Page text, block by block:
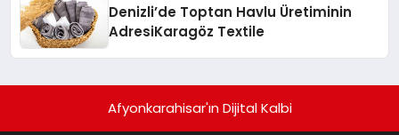
Denizli’de Toptan Havlu Üretiminin
AdresiKaragöz Textile
Afyonkarahisar'ın Dijital Kalbi